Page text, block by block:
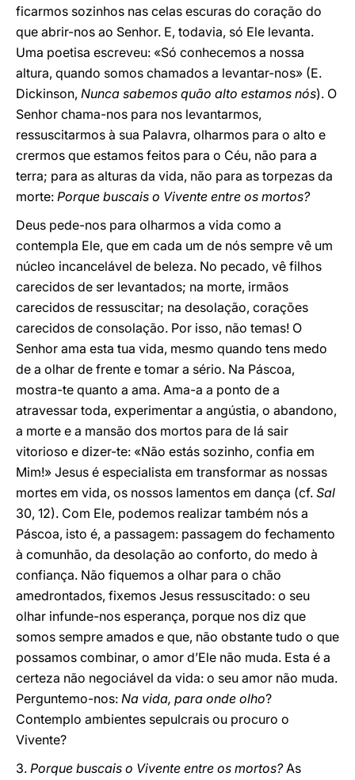
ficarmos sozinhos nas celas escuras do coração do
que abrir-nos ao Senhor. E, todavia, só Ele levanta.
Uma poetisa escreveu: «Só conhecemos a nossa
altura, quando somos chamados a levantar-nos» (E.
Dickinson, Nunca sabemos quão alto estamos nós). O
Senhor chama-nos para nos levantarmos,
ressuscitarmos à sua Palavra, olharmos para o alto e
crermos que estamos feitos para o Céu, não para a
terra; para as alturas da vida, não para as torpezas da
morte: Porque buscais o Vivente entre os mortos?
Deus pede-nos para olharmos a vida como a
contempla Ele, que em cada um de nós sempre vê um
núcleo incancelável de beleza. No pecado, vê filhos
carecidos de ser levantados; na morte, irmãos
carecidos de ressuscitar; na desolação, corações
carecidos de consolação. Por isso, não temas! O
Senhor ama esta tua vida, mesmo quando tens medo
de a olhar de frente e tomar a sério. Na Páscoa,
mostra-te quanto a ama. Ama-a a ponto de a
atravessar toda, experimentar a angústia, o abandono,
a morte e a mansão dos mortos para de lá sair
vitorioso e dizer-te: «Não estás sozinho, confia em
Mim!» Jesus é especialista em transformar as nossas
mortes em vida, os nossos lamentos em dança (cf. Sal
30, 12). Com Ele, podemos realizar também nós a
Páscoa, isto é, a passagem: passagem do fechamento
à comunhão, da desolação ao conforto, do medo à
confiança. Não fiquemos a olhar para o chão
amedrontados, fixemos Jesus ressuscitado: o seu
olhar infunde-nos esperança, porque nos diz que
somos sempre amados e que, não obstante tudo o que
possamos combinar, o amor d’Ele não muda. Esta é a
certeza não negociável da vida: o seu amor não muda.
Perguntemo-nos: Na vida, para onde olho?
Contemplo ambientes sepulcrais ou procuro o
Vivente?
3. Porque buscais o Vivente entre os mortos?As